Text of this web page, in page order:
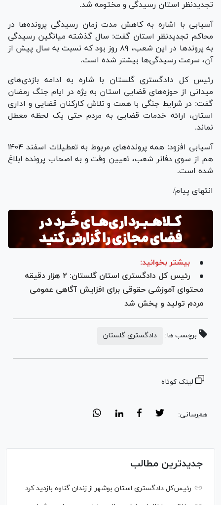
تجدیدنظر استان رسیدگی و مختومه شد.
آسیابی با اشاره به کاهش مدت زمان رسیدگی پرونده‌ها در
محاکم تجدیدنظر استان گفت: سال گذشته میانگین رسیدگی
به پروند‌ها در این شعب، ۸۹ روز بود که نسبت به سال پیش از
آن، سرعت رسیدگی‌ها بیشتر شده است.
رئیس کل دادگستری گلستان با شاره به ادامه بازدی‌های
میدانی از حوزه‌های قضایی استان به یژه در ایام جنگ رمضان
گفت: در شرایط جنگی با همت و تلاش کارکنان قضایی و اداری
استان، ارائه خدمات قضایی به مردم حتی یک لحظه معطل
نماند.
آسیابی افزود: همه پرونده‌های مربوط به تعطیلات اسفند ۱۴۰۴
هم از سوی دفاتر شعب، تعیین وقت و به اصحاب پرونده ابلاغ
شده است.
انتهای پیام/
بیشتر بخوانید:
رئیس کل دادگستری استان گلستان: ۲ هزار دقیقه
محتوای آموزشی حقوقی برای افزایش آگاهی عمومی
مردم تولید و پخش شد
برچسب ها: دادگستری گلستان
لینک کوتاه
هم‌رسانی:
جدیدترین مطالب
رئیس‌کل دادگستری استان بوشهر از زندان گناوه بازدید کرد